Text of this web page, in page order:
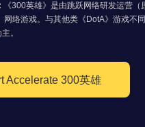
《300英雄》是由跳跃网络研发运营
网络游戏。与其他类《DotA》游戏不
。
Accelerate 300英雄